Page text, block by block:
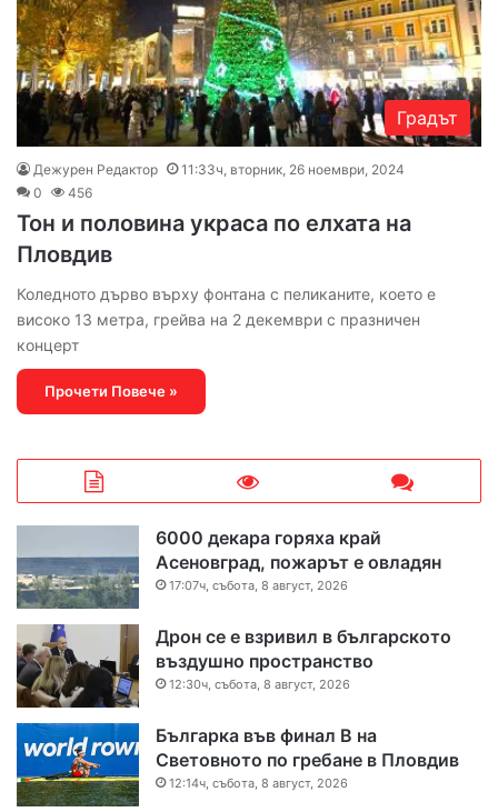
Градът
Дежурен Редактор
11:33ч, вторник, 26 ноември, 2024
0
456
Тон и половина украса по елхата на
Пловдив
Коледното дърво върху фонтана с пеликаните, което е
високо 13 метра, грейва на 2 декември с празничен
концерт
Прочети Повече »
6000 декара горяха край
Асеновград, пожарът е овладян
17:07ч, събота, 8 август, 2026
Дрон се е взривил в българското
въздушно пространство
12:30ч, събота, 8 август, 2026
Българка във финал B на
Световното по гребане в Пловдив
12:14ч, събота, 8 август, 2026